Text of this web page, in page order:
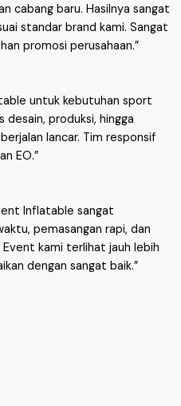
cabang baru. Hasilnya sangat
standar brand kami. Sangat
promosi perusahaan.”
untuk kebutuhan sport
desain, produksi, hingga
lancar. Tim responsif
EO.”
Inflatable sangat
pemasangan rapi, dan
kami terlihat jauh lebih
dengan sangat baik.”